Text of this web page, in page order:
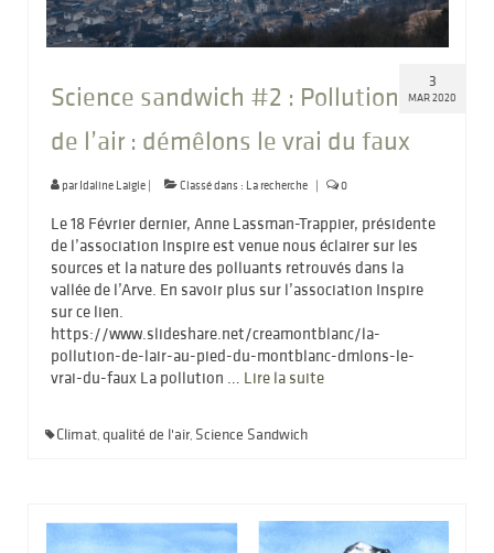
3
MAR 2020
Science sandwich #2 : Pollution
de l’air : démêlons le vrai du faux
parIdaline Laigle | Classé dans : La recherche | 0
Le 18 Février dernier, Anne Lassman-Trappier, présidente
de l’association Inspire est venue nous éclairer sur les
sources et la nature des polluants retrouvés dans la
vallée de l’Arve. En savoir plus sur l’association Inspire
sur ce lien.
https://www.slideshare.net/creamontblanc/la-
pollution-de-lair-au-pied-du-montblanc-dmlons-le-
vrai-du-faux La pollution … Lire la suite­­
Climat, qualité de l'air, Science Sandwich